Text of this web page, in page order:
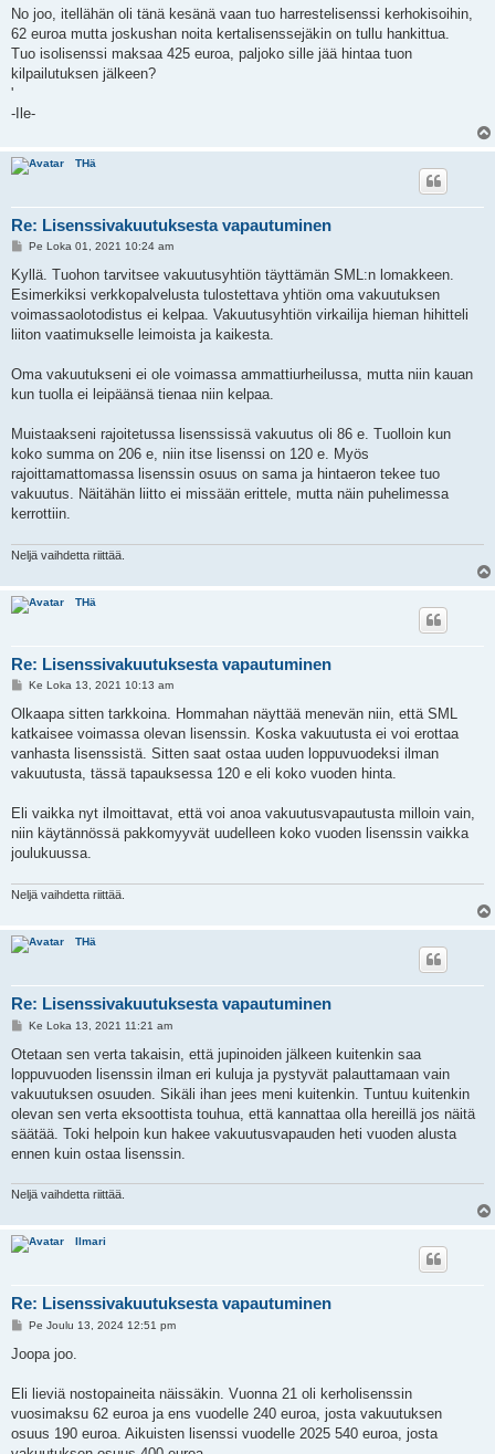
No joo, itellähän oli tänä kesänä vaan tuo harrestelisenssi kerhokisoihin,
62 euroa mutta joskushan noita kertalisenssejäkin on tullu hankittua.
Tuo isolisenssi maksaa 425 euroa, paljoko sille jää hintaa tuon
kilpailutuksen jälkeen?
'
-Ile-
THä
Re: Lisenssivakuutuksesta vapautuminen
V
e
s
t
i
Pe Loka 01, 2021 10:24 am
Kyllä. Tuohon tarvitsee vakuutusyhtiön täyttämän SML:n lomakkeen.
Esimerkiksi verkkopalvelusta tulostettava yhtiön oma vakuutuksen
voimassaolotodistus ei kelpaa. Vakuutusyhtiön virkailija hieman hihitteli
liiton vaatimukselle leimoista ja kaikesta.
Oma vakuutukseni ei ole voimassa ammattiurheilussa, mutta niin kauan
kun tuolla ei leipäänsä tienaa niin kelpaa.
Muistaakseni rajoitetussa lisenssissä vakuutus oli 86 e. Tuolloin kun
koko summa on 206 e, niin itse lisenssi on 120 e. Myös
rajoittamattomassa lisenssin osuus on sama ja hintaeron tekee tuo
vakuutus. Näitähän liitto ei missään erittele, mutta näin puhelimessa
kerrottiin.
Neljä vaihdetta riittää.
THä
Re: Lisenssivakuutuksesta vapautuminen
V
e
t
i
Ke Loka 13, 2021 10:13 am
Olkaapa sitten tarkkoina. Hommahan näyttää menevän niin, että SML
katkaisee voimassa olevan lisenssin. Koska vakuutusta ei voi erottaa
vanhasta lisenssistä. Sitten saat ostaa uuden loppuvuodeksi ilman
vakuutusta, tässä tapauksessa 120 e eli koko vuoden hinta.
Eli vaikka nyt ilmoittavat, että voi anoa vakuutusvapautusta milloin vain,
niin käytännössä pakkomyyvät uudelleen koko vuoden lisenssin vaikka
joulukuussa.
Neljä vaihdetta riittää.
THä
Re: Lisenssivakuutuksesta vapautuminen
V
e
t
i
Ke Loka 13, 2021 11:21 am
Otetaan sen verta takaisin, että jupinoiden jälkeen kuitenkin saa
loppuvuoden lisenssin ilman eri kuluja ja pystyvät palauttamaan vain
vakuutuksen osuuden. Sikäli ihan jees meni kuitenkin. Tuntuu kuitenkin
olevan sen verta eksoottista touhua, että kannattaa olla hereillä jos näitä
säätää. Toki helpoin kun hakee vakuutusvapauden heti vuoden alusta
ennen kuin ostaa lisenssin.
Neljä vaihdetta riittää.
Ilmari
Re: Lisenssivakuutuksesta vapautuminen
V
e
i
Pe Joulu 13, 2024 12:51 pm
Joopa joo.
Eli lieviä nostopaineita näissäkin. Vuonna 21 oli kerholisenssin
vuosimaksu 62 euroa ja ens vuodelle 240 euroa, josta vakuutuksen
osuus 190 euroa. Aikuisten lisenssi vuodelle 2025 540 euroa, josta